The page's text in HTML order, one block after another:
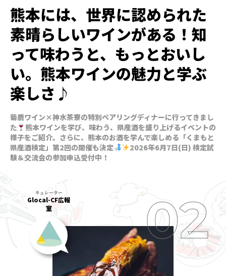
熊本には、世界に認められた
素晴らしいワインがある！知
って味わうと、もっとおいし
い。熊本ワインの魅力と学ぶ
楽しさ♪
菊鹿ワイン×神水茶寮の特別ペアリングディナーに行ってきまし
た
熊本ワインを学び、味わう、県産酒を盛り上げるイベントの
様子をご紹介。さらに、熊本のお酒を学んで楽しめる「くまもと
県産酒検定」第2回の開催も決定
2026年6月7日(日) 検定試
験＆交流会の参加申込受付中！
Glocal-CF広報
室